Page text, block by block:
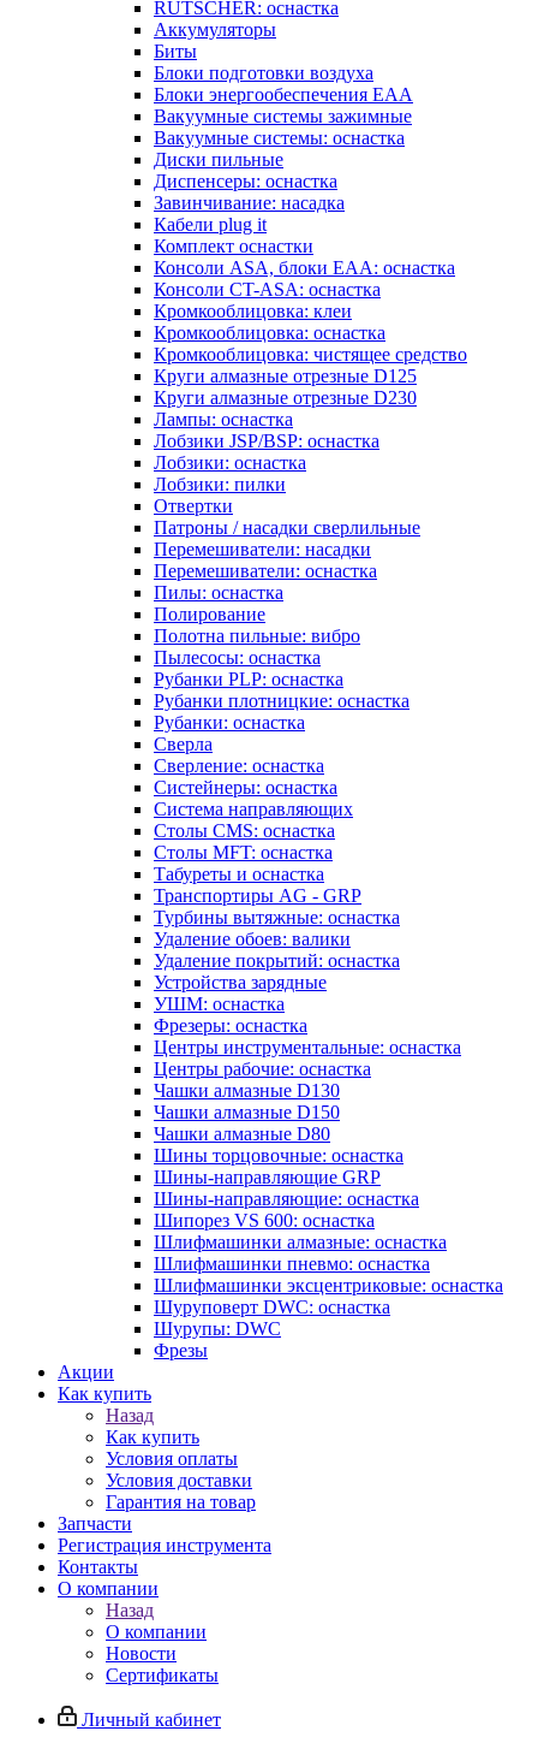
RUTSCHER: оснастка
Аккумуляторы
Биты
Блоки подготовки воздуха
Блоки энергообеспечения EAA
Вакуумные системы зажимные
Вакуумные системы: оснастка
Диски пильные
Диспенсеры: оснастка
Завинчивание: насадка
Кабели plug it
Комплект оснастки
Консоли ASA, блоки EAA: оснастка
Консоли CT-ASA: оснастка
Кромкооблицовка: клеи
Кромкооблицовка: оснастка
Кромкооблицовка: чистящее средство
Круги алмазные отрезные D125
Круги алмазные отрезные D230
Лампы: оснастка
Лобзики JSP/BSP: оснастка
Лобзики: оснастка
Лобзики: пилки
Отвертки
Патроны / насадки сверлильные
Перемешиватели: насадки
Перемешиватели: оснастка
Пилы: оснастка
Полирование
Полотна пильные: вибро
Пылесосы: оснастка
Рубанки PLP: оснастка
Рубанки плотницкие: оснастка
Рубанки: оснастка
Сверла
Сверление: оснастка
Систейнеры: оснастка
Система направляющих
Столы CMS: оснастка
Столы MFT: оснастка
Табуреты и оснастка
Транспортиры AG - GRP
Турбины вытяжные: оснастка
Удаление обоев: валики
Удаление покрытий: оснастка
Устройства зарядные
УШМ: оснастка
Фрезеры: оснастка
Центры инструментальные: оснастка
Центры рабочие: оснастка
Чашки алмазные D130
Чашки алмазные D150
Чашки алмазные D80
Шины торцовочные: оснастка
Шины-направляющие GRP
Шины-направляющие: оснастка
Шипорез VS 600: оснастка
Шлифмашинки алмазные: оснастка
Шлифмашинки пневмо: оснастка
Шлифмашинки эксцентриковые: оснастка
Шуруповерт DWC: оснастка
Шурупы: DWC
Фрезы
Акции
Как купить
Назад
Как купить
Условия оплаты
Условия доставки
Гарантия на товар
Запчасти
Регистрация инструмента
Контакты
О компании
Назад
О компании
Новости
Сертификаты
Личный кабинет